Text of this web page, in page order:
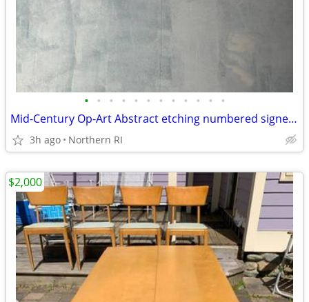
• • • • • • • • • • • •
Mid-Century Op-Art Abstract etching numbered signed Patrick Dupre A479
3h ago Northern RI
$2,000